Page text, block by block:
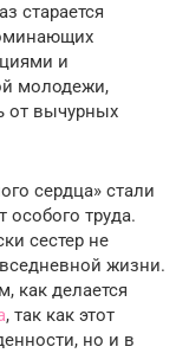
старается
и
молодежи,
от вычурных
сердца» стали
особого труда.
сестер не
жизни.
как делается
, так как этот
но и в